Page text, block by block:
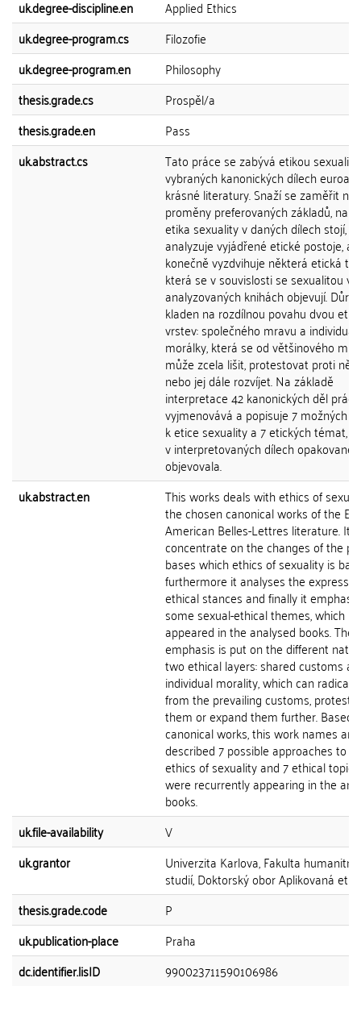
uk.degree-discipline.en
Applied Ethics
uk.degree-program.cs
Filozofie
uk.degree-program.en
Philosophy
thesis.grade.cs
Prospěl/a
thesis.grade.en
Pass
uk.abstract.cs
Tato práce se zabývá etikou
vybraných kanonických dílech
krásné literatury. Snaží se zaměřit na
proměny preferovaných základů, na
etika sexuality v daných dílech stojí,
analyzuje vyjádřené etické postoje, a
konečně vyzdvihuje některá etická
která se v souvislosti se sexualitou v
analyzovaných knihách objevují.
kladen na rozdílnou povahu dvou
vrstev: společného mravu a
morálky, která se od většinového
může zcela lišit, protestovat proti
nebo jej dále rozvíjet. Na základě
interpretace 42 kanonických děl
vyjmenovává a popisuje 7 možných
k etice sexuality a 7 etických témat,
v interpretovaných dílech opakovaně
objevovala.
uk.abstract.en
This works deals with ethics of
the chosen canonical works of the
American Belles-Lettres literature. It
concentrate on the changes of the
bases which ethics of sexuality is
furthermore it analyses the expressed
ethical stances and finally it
some sexual-ethical themes, which
appeared in the analysed books. The
emphasis is put on the different
two ethical layers: shared customs
individual morality, which can
from the prevailing customs, protest
them or expand them further. Based
canonical works, this work names and
described 7 possible approaches to
ethics of sexuality and 7 ethical
were recurrently appearing in the
books.
uk.file-availability
V
uk.grantor
Univerzita Karlova, Fakulta
studií, Doktorský obor Aplikovaná
thesis.grade.code
P
uk.publication-place
Praha
dc.identifier.lisID
990023711590106986